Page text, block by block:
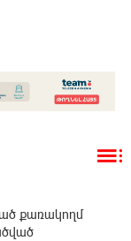
քառակողմ